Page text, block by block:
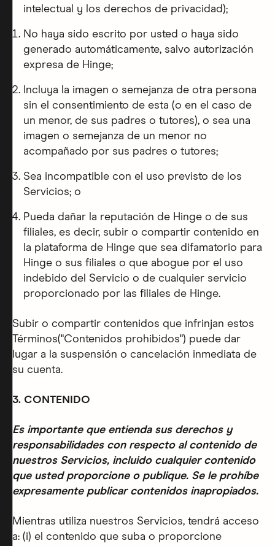
intelectual y los derechos de privacidad);
No haya sido escrito por usted o haya sido
generado automáticamente, salvo autorización
expresa de Hinge;
Incluya la imagen o semejanza de otra persona
sin el consentimiento de esta (o en el caso de
un menor, de sus padres o tutores), o sea una
imagen o semejanza de un menor no
acompañado por sus padres o tutores;
Sea incompatible con el uso previsto de los
Servicios; o
Pueda dañar la reputación de Hinge o de sus
filiales, es decir, subir o compartir contenido en
la plataforma de Hinge que sea difamatorio para
Hinge o sus filiales o que abogue por el uso
indebido del Servicio o de cualquier servicio
proporcionado por las filiales de Hinge.
Subir o compartir contenidos que infrinjan estos
Términos("Contenidos prohibidos") puede dar
lugar a la suspensión o cancelación inmediata de
su cuenta.
3. CONTENIDO
Es importante que entienda sus derechos y
responsabilidades con respecto al contenido de
nuestros Servicios, incluido cualquier contenido
que usted proporcione o publique. Se le prohíbe
expresamente publicar contenidos inapropiados.
Mientras utiliza nuestros Servicios, tendrá acceso
a: (i) el contenido que suba o proporcione